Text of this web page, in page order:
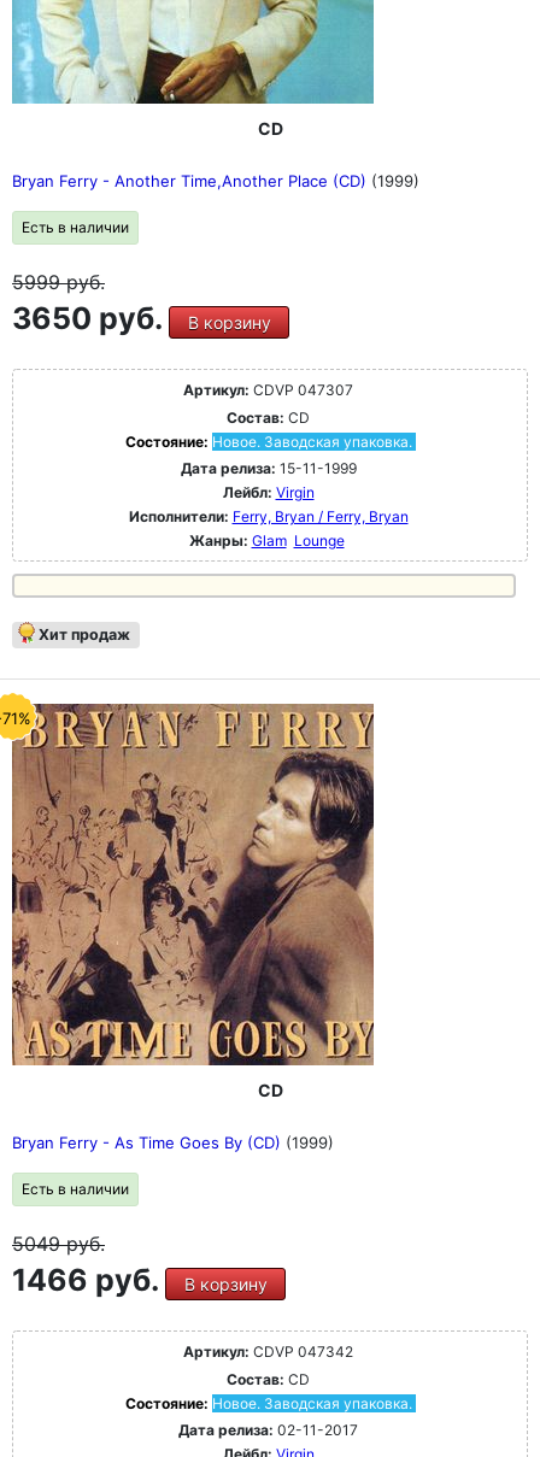
CD
Bryan Ferry - Another Time,Another Place (CD) (1999)
Есть в наличии
5999руб.
3650 руб. В корзину
Артикул: CDVP 047307
Состав: CD
Состояние: Новое. Заводская упаковка.
Дата релиза: 15-11-1999
Лейбл: Virgin
Исполнители: Ferry, Bryan / Ferry, Bryan
Жанры: Glam Lounge
Хит продаж
CD
Bryan Ferry - As Time Goes By (CD) (1999)
Есть в наличии
5049руб.
1466 руб. В корзину
Артикул: CDVP 047342
Состав: CD
Состояние: Новое. Заводская упаковка.
Дата релиза: 02-11-2017